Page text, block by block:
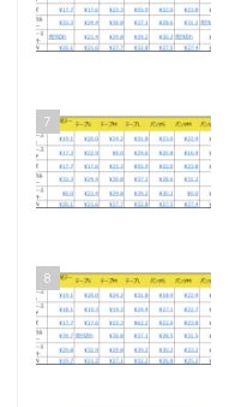
7
8